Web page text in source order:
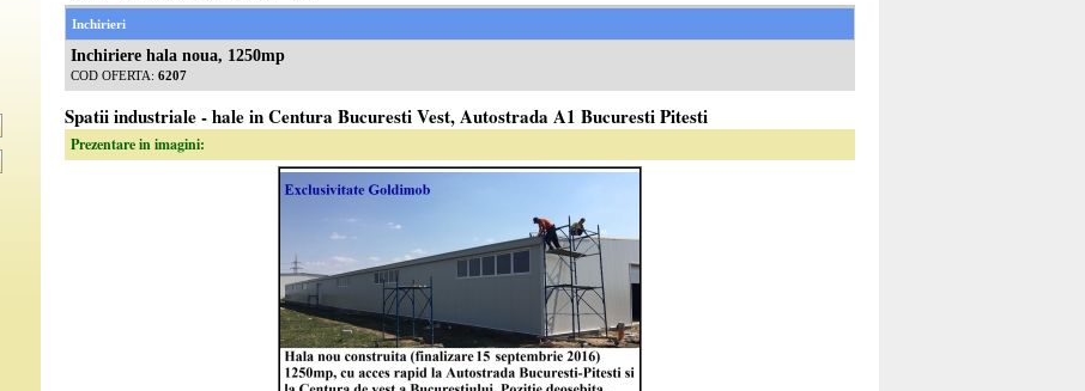
Inchirieri
Inchiriere hala noua, 1250mp
COD OFERTA: 6207
Spatii industriale - hale in Centura Bucuresti Vest, Autostrada A1 Bucuresti Pitesti
Prezentare in imagini: